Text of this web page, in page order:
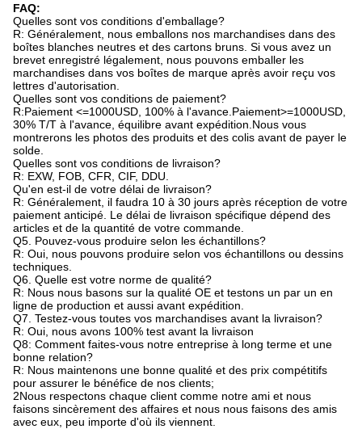
FAQ:
Quelles sont vos conditions d'emballage?
R: Généralement, nous emballons nos marchandises dans des
boîtes blanches neutres et des cartons bruns. Si vous avez un
brevet enregistré légalement, nous pouvons emballer les
marchandises dans vos boîtes de marque après avoir reçu vos
lettres d'autorisation.
Quelles sont vos conditions de paiement?
R:Paiement <=1000USD, 100% à l'avance.Paiement>=1000USD,
30% T/T à l'avance, équilibre avant expédition.Nous vous
montrerons les photos des produits et des colis avant de payer le
solde.
Quelles sont vos conditions de livraison?
R: EXW, FOB, CFR, CIF, DDU.
Qu'en est-il de votre délai de livraison?
R: Généralement, il faudra 10 à 30 jours après réception de votre
paiement anticipé. Le délai de livraison spécifique dépend des
articles et de la quantité de votre commande.
Q5. Pouvez-vous produire selon les échantillons?
R: Oui, nous pouvons produire selon vos échantillons ou dessins
techniques.
Q6. Quelle est votre norme de qualité?
R: Nous nous basons sur la qualité OE et testons un par un en
ligne de production et aussi avant expédition.
Q7. Testez-vous toutes vos marchandises avant la livraison?
R: Oui, nous avons 100% test avant la livraison
Q8: Comment faites-vous notre entreprise à long terme et une
bonne relation?
R: Nous maintenons une bonne qualité et des prix compétitifs
pour assurer le bénéfice de nos clients;
2Nous respectons chaque client comme notre ami et nous
faisons sincèrement des affaires et nous nous faisons des amis
avec eux, peu importe d'où ils viennent.